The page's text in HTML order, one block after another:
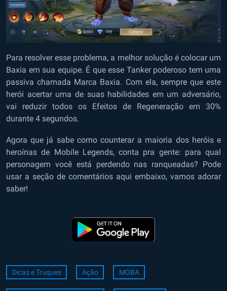
Para resolver esse problema, a melhor solução é colocar um
Baxia em sua equipe. É que esse Tanker poderoso tem uma
passiva chamada Marca Baxia. Com ela, sempre que este
herói acertar uma de suas habilidades em um adversário,
vai reduzir todos os Efeitos de Regeneração em 30%
durante 4 segundos.
Agora que já sabe como counterar a maioria dos heróis e
heroínas de Mobile Legends, conta pra gente: para qual
personagem você está perdendo nas ranqueadas? Pode
usar a seção de comentários aqui embaixo, vamos adorar
saber!
Dicas e Truques Ação MOBA